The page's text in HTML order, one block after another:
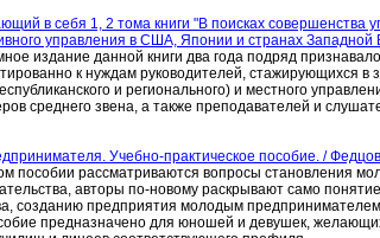
в себя 1, 2 тома книги "В поисках совершенства
управления в США, Японии и странах
издание данной книги два года подряд
к нуждам руководителей, стажирующихся
и регионального) и местного
среднего звена, а также преподавателей и
Учебно-практическое пособие. /
пособии рассматриваются вопросы становления
авторы по-новому раскрывают само
созданию предприятия молодым
предназначено для юношей и девушек,